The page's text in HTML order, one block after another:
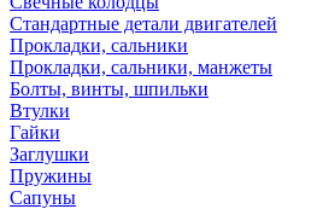
Стандартные детали двигателей
Прокладки, сальники
Прокладки, сальники, манжеты
Болты, винты, шпильки
Втулки
Гайки
Заглушки
Пружины
Сапуны